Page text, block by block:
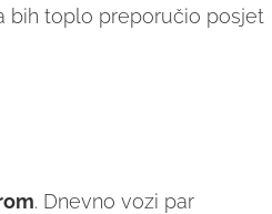
bih toplo preporučio posjet
. Dnevno vozi par